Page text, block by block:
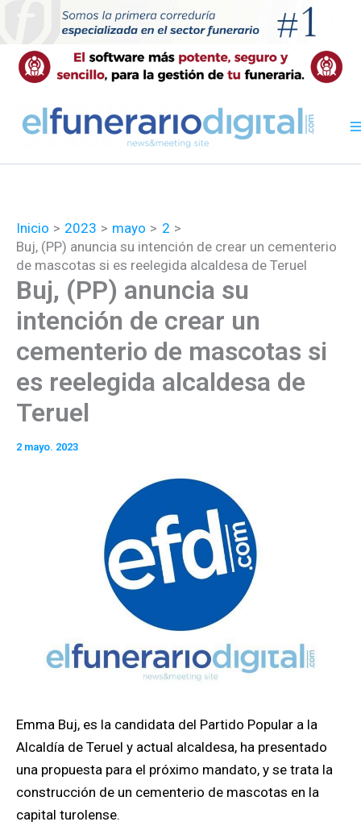
contenido
Inicio 2023 mayo
2
Buj, (PP) anuncia su intención de crear un cementerio
de mascotas si es reelegida alcaldesa de Teruel
Buj, (PP) anuncia su
intención de crear un
cementerio de mascotas si
es reelegida alcaldesa de
Teruel
2 mayo. 2023
Emma Buj, es la candidata del Partido Popular a la
Alcaldía de Teruel y actual alcaldesa, ha presentado
una propuesta para el próximo mandato, y se trata la
construcción de un cementerio de mascotas en la
capital turolense.